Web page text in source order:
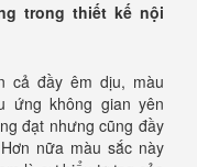
trong thiết kế nội
cả đầy êm dịu, màu
ứng không gian yên
đạt nhưng cũng đầy
nữa màu sắc này